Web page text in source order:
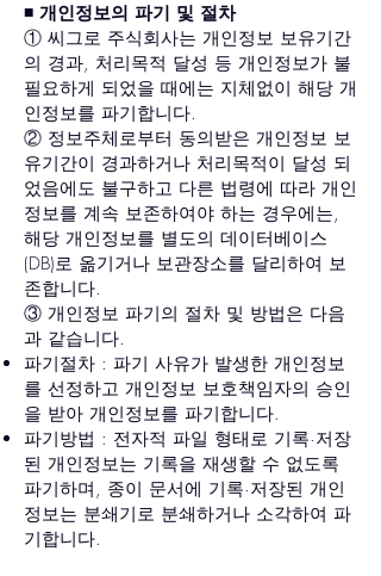
◾️ 개인정보의 파기 및 절차
① 씨그로 주식회사는 개인정보 보유기간
의 경과, 처리목적 달성 등 개인정보가 불
필요하게 되었을 때에는 지체없이 해당 개
인정보를 파기합니다.
② 정보주체로부터 동의받은 개인정보 보
유기간이 경과하거나 처리목적이 달성 되
었음에도 불구하고 다른 법령에 따라 개인
정보를 계속 보존하여야 하는 경우에는,
해당 개인정보를 별도의 데이터베이스
(DB)로 옮기거나 보관장소를 달리하여 보
존합니다.
③ 개인정보 파기의 절차 및 방법은 다음
과 같습니다.
파기절차 : 파기 사유가 발생한 개인정보
를 선정하고 개인정보 보호책임자의 승인
을 받아 개인정보를 파기합니다.
파기방법 : 전자적 파일 형태로 기록·저장
된 개인정보는 기록을 재생할 수 없도록
파기하며, 종이 문서에 기록·저장된 개인
정보는 분쇄기로 분쇄하거나 소각하여 파
기합니다.